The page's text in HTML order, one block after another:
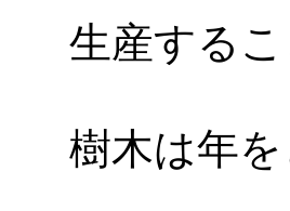
生産する
樹木は年